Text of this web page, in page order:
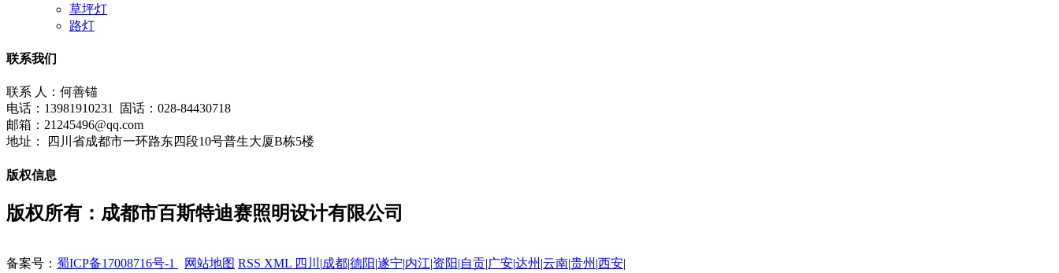
草坪灯
路灯
联系我们
联系 人：何善锚
电话：13981910231 固话：028-84430718
邮箱：21245496@qq.com
地址： 四川省成都市一环路东四段10号普生大厦B栋5楼
版权信息
版权所有：成都市百斯特迪赛照明设计有限公司
备案号： 蜀ICP备17008716号-1 网站地图 RSS XML 四川 |成都|德阳|遂宁|内江|资阳|自贡|广安|达州 |云南|贵州 |西安|